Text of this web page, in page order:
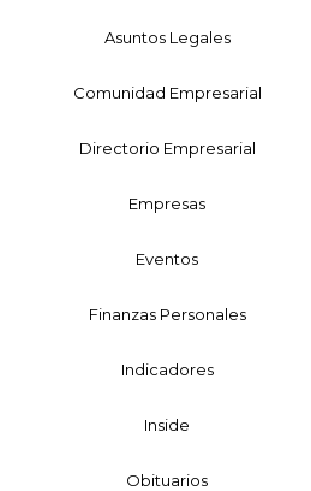
Asuntos Legales
Comunidad Empresarial
Directorio Empresarial
Empresas
Eventos
Finanzas Personales
Indicadores
Inside
Obituarios